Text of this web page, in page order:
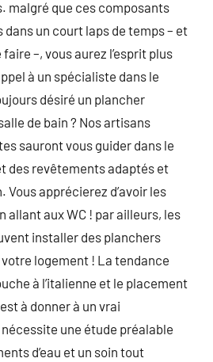
malgré que ces composants
un court laps de temps – et
–, vous aurez l’esprit plus
à un spécialiste dans le
désiré un plancher
de bain ? Nos artisans
sauront vous guider dans le
des revêtements adaptés et
apprécierez d’avoir les
allant aux WC ! par ailleurs, les
installer des planchers
logement ! La tendance
à l’italienne et le placement
à donner à un vrai
une étude préalable
d’eau et un soin tout